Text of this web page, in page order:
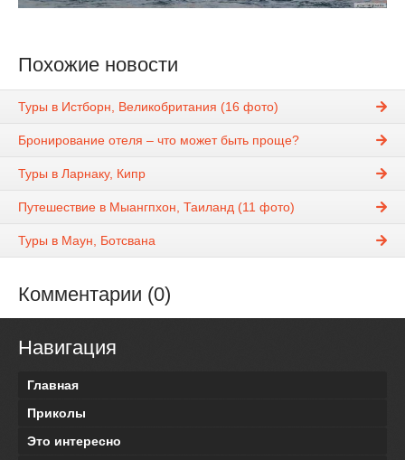
Похожие новости
Туры в Истборн, Великобритания (16 фото)
Бронирование отеля – что может быть проще?
Туры в Ларнаку, Кипр
Путешествие в Мыангпхон, Таиланд (11 фото)
Туры в Маун, Ботсвана
Комментарии (0)
Навигация
Главная
Приколы
Это интересно